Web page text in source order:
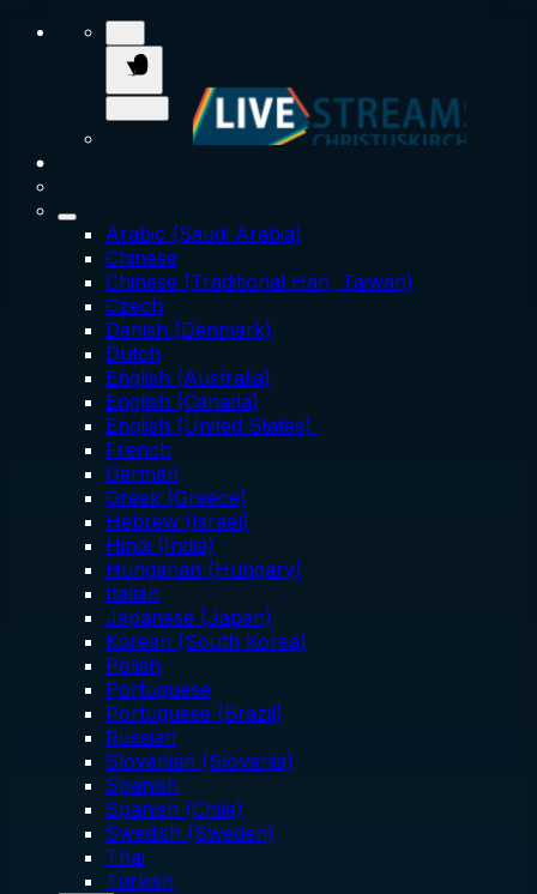
Arabic (Saudi Arabia)
Chinese
Chinese (Traditional Han, Taiwan)
Czech
Danish (Denmark)
Dutch
English (Australia)
English (Canada)
English (United States)
French
German
Greek (Greece)
Hebrew (Israel)
Hindi (India)
Hungarian (Hungary)
Italian
Japanese (Japan)
Korean (South Korea)
Polish
Portuguese
Portuguese (Brazil)
Russian
Slovenian (Slovenia)
Spanish
Spanish (Chile)
Swedish (Sweden)
Thai
Turkish